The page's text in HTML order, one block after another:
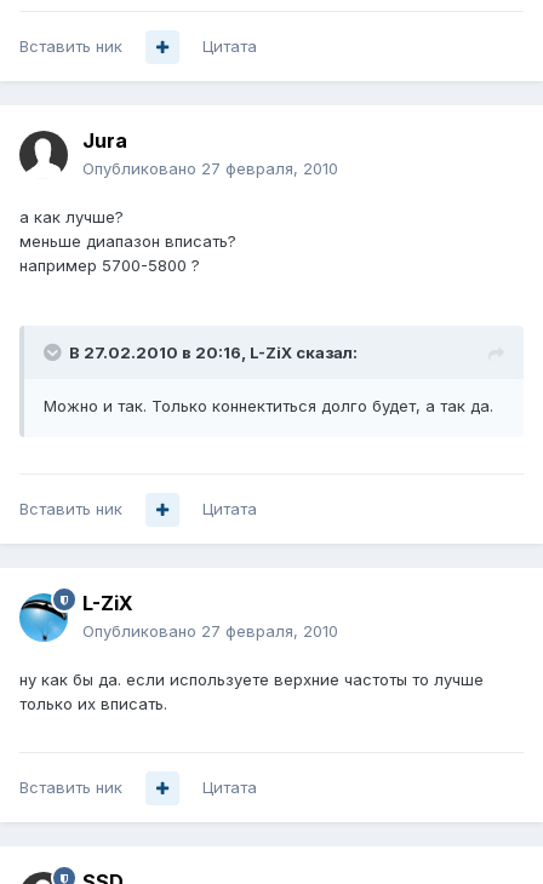
Вставить ник Цитата
Jura
Опубликовано 27 февраля, 2010
а как лучше?
меньше диапазон вписать?
например 5700-5800 ?
В 27.02.2010 в 20:16, L-ZiX сказал:
Можно и так. Только коннектиться долго будет, а так да.
Вставить ник Цитата
L-ZiX
Опубликовано 27 февраля, 2010
ну как бы да. если используете верхние частоты то лучше
только их вписать.
Вставить ник Цитата